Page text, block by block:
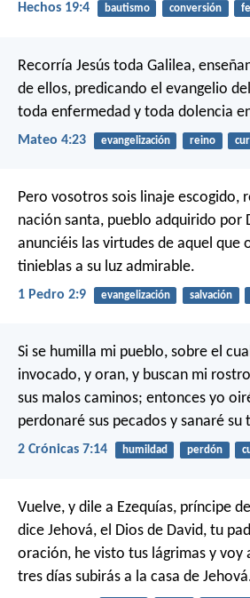
Hechos 19:4 bautismo conversión fe
Recorría Jesús toda Galilea,
de ellos, predicando el evangelio
toda enfermedad y toda dolencia
Mateo 4:23 evangelización reino
Pero vosotros sois linaje escogido,
nación santa, pueblo adquirido por
anunciéis las virtudes de aquel que
tinieblas a su luz admirable.
1 Pedro 2:9 evangelización salvación
Si se humilla mi pueblo, sobre el
invocado, y oran, y buscan mi
sus malos caminos; entonces yo
perdonaré sus pecados y sanaré su
2 Crónicas 7:14 humildad perdón
Vuelve, y dile a Ezequías, príncipe
dice Jehová, el Dios de David, tu
oración, he visto tus lágrimas y voy
tres días subirás a la casa de